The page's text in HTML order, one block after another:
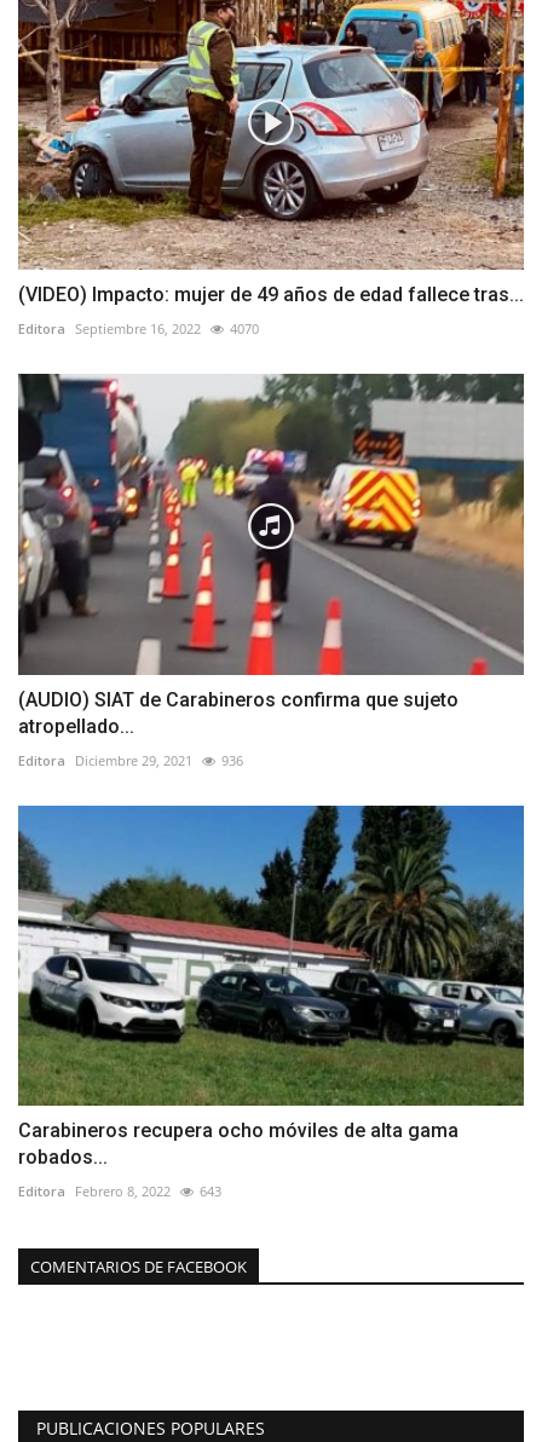
(VIDEO) Impacto: mujer de 49 años de edad fallece tras...
Editora Septiembre 16, 2022 4070
(AUDIO) SIAT de Carabineros confirma que sujeto
atropellado...
Editora Diciembre 29, 2021 936
Carabineros recupera ocho móviles de alta gama
robados...
Editora Febrero 8, 2022 643
COMENTARIOS DE FACEBOOK
PUBLICACIONES POPULARES